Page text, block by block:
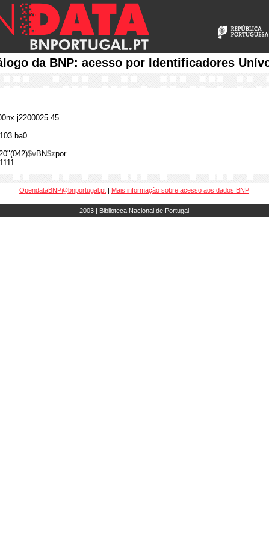
da BNP: acesso por Identificadores
j2200025 45
ba0
$vBN$zpor
OpendataBNP@bnportugal.pt | Mais informação sobre acesso aos dados BNP
2003 | Biblioteca Nacional de Portugal